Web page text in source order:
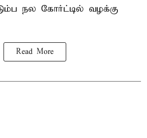
நல கோர்ட்டில் வழக்கு
Read More